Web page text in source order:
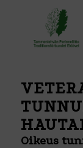
Oikeus